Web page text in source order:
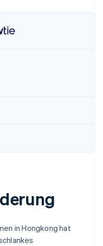
Lösungen für die
in Hongkong hat